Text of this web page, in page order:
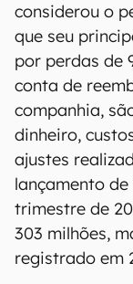
considerou o
que seu
por perdas de
conta de
companhia,
dinheiro,
ajustes
lançamento de
trimestre de
303 milhões,
registrado em